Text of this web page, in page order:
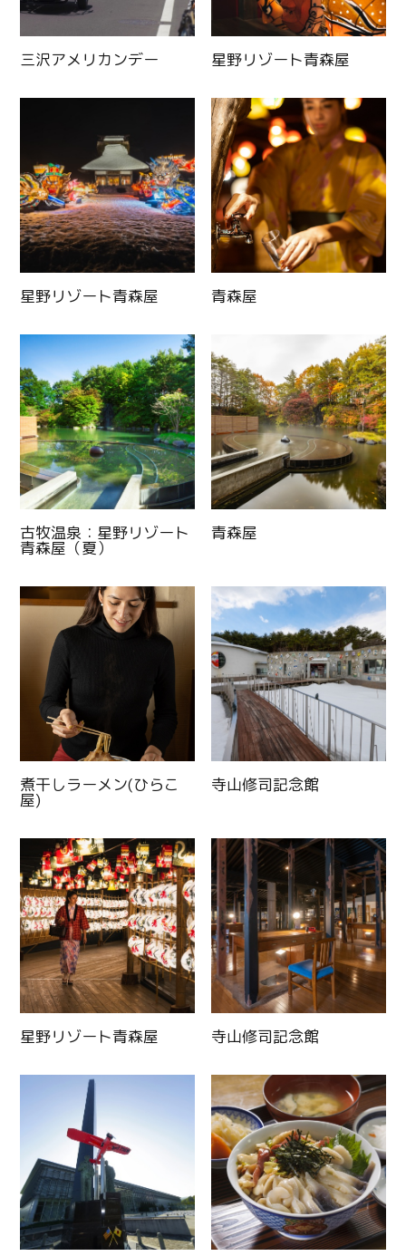
三沢アメリカンデー 星野リゾート青森屋
星野リゾート青森屋 青森屋
古牧温泉：星野リゾート
青森屋（夏）
青森屋
煮干しラーメン(ひらこ
屋)
寺山修司記念館
星野リゾート青森屋 寺山修司記念館
Twitter
Facebook
Copy URL